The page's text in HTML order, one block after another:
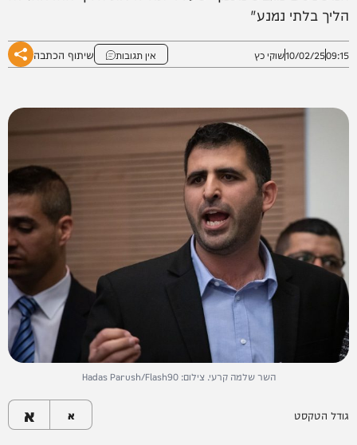
הליך בלתי נמנע"
09:15
10/02/25שוקי כץ אין תגובות שיתוף הכתבה
השר שלמה קרעי. צילום: Hadas Parush/Flash90
גודל הטקסט א א